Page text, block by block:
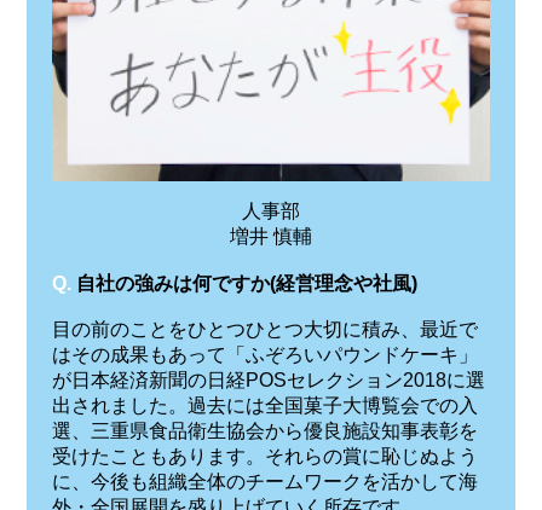
人事部
増井 慎輔
Q. 自社の強みは何ですか(経営理念や社風)
目の前のことをひとつひとつ大切に積み、最近で
はその成果もあって「ふぞろいパウンドケーキ」
が日本経済新聞の日経POSセレクション2018に選
出されました。過去には全国菓子大博覧会での入
選、三重県食品衛生協会から優良施設知事表彰を
受けたこともあります。それらの賞に恥じぬよう
に、今後も組織全体のチームワークを活かして海